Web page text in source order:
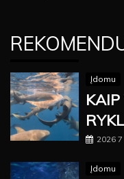
Įdomu
KAIP
2026
Įdomu